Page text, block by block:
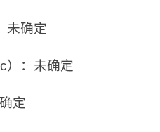
未确定
）：未确定
定